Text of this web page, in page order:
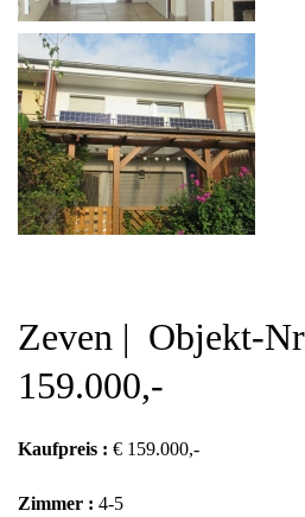
Zeven | Objekt-
159.000,-
Kaufpreis : € 159.000,-
Zimmer : 4-5